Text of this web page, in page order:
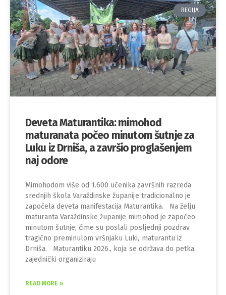
REGIJA
Deveta Maturantika: mimohod
maturanata počeo minutom šutnje za
Luku iz Drniša, a završio proglašenjem
naj odore
Mimohodom više od 1.600 učenika završnih razreda
srednjih škola Varaždinske županije tradicionalno je
započela deveta manifestacija Maturantika. Na želju
maturanta Varaždinske županije mimohod je započeo
minutom šutnje, čime su poslali posljednji pozdrav
tragično preminulom vršnjaku Luki, maturantu iz
Drniša. Maturantiku 2026., koja se održava do petka,
zajednički organiziraju
READ MORE »